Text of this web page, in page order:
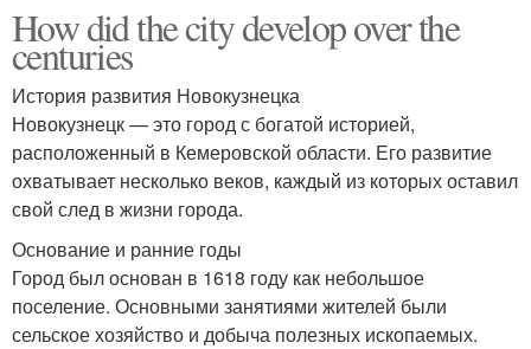
How did the city develop over the
centuries
История развития Новокузнецка
Новокузнецк — это город с богатой историей,
расположенный в Кемеровской области. Его развитие
охватывает несколько веков, каждый из которых оставил
свой след в жизни города.
Основание и ранние годы
Город был основан в 1618 году как небольшое
поселение. Основными занятиями жителей были
сельское хозяйство и добыча полезных ископаемых.